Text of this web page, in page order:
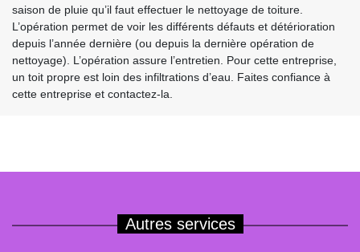
saison de pluie qu’il faut effectuer le nettoyage de toiture.
L’opération permet de voir les différents défauts et détérioration
depuis l’année dernière (ou depuis la dernière opération de
nettoyage). L’opération assure l’entretien. Pour cette entreprise,
un toit propre est loin des infiltrations d’eau. Faites confiance à
cette entreprise et contactez-la.
Autres services